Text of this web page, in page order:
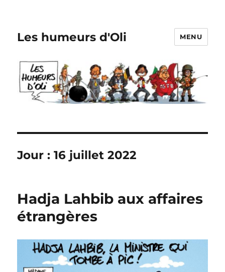
Les humeurs d'Oli MENU
Jour :16 juillet 2022
Hadja Lahbib aux affaires
étrangères